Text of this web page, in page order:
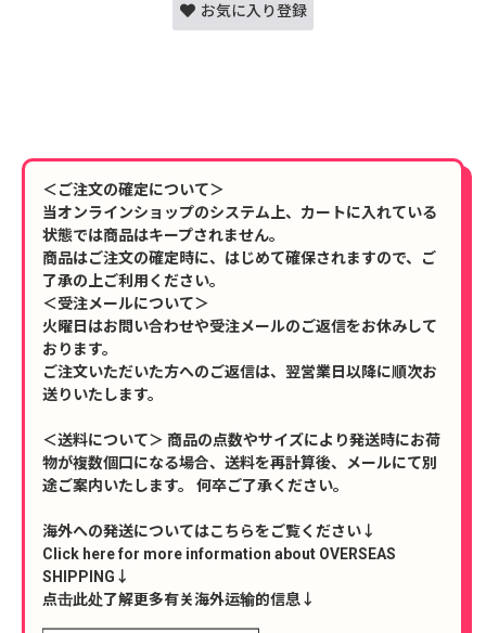
お気に入り登録
＜ご注文の確定について＞
当オンラインショップのシステム上、カートに入れている
状態では商品はキープされません。
商品はご注文の確定時に、はじめて確保されますので、ご
了承の上ご利用ください。
＜受注メールについて＞
火曜日はお問い合わせや受注メールのご返信をお休みして
おります。
ご注文いただいた方へのご返信は、翌営業日以降に順次お
送りいたします。
＜送料について＞ 商品の点数やサイズにより発送時にお荷
物が複数個口になる場合、送料を再計算後、メールにて別
途ご案内いたします。 何卒ご了承ください。
海外への発送についてはこちらをご覧ください↓
Click here for more information about OVERSEAS
SHIPPING↓
点击此处了解更多有关海外运输的信息↓